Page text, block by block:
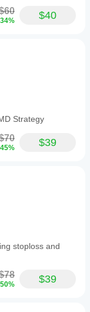
$40
Strategy
$39
stoploss and
$39